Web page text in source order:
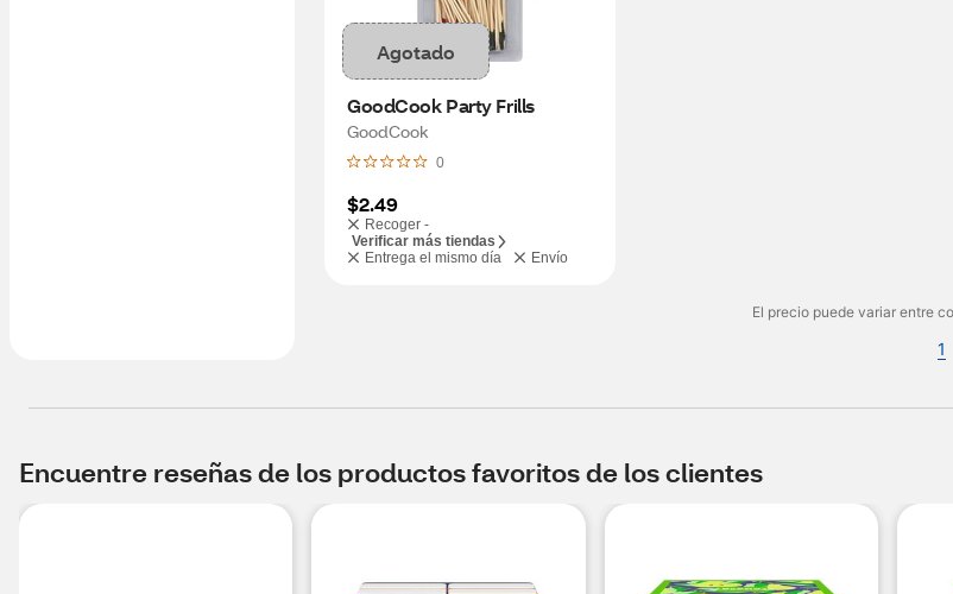
Agotado
GoodCook Party Frills
GoodCook
0
$2.49
Recoger -
Verificar más tiendas
Entrega el mismo día
Envío
El precio puede variar entre
1
Encuentre reseñas de los productos favoritos de los clientes